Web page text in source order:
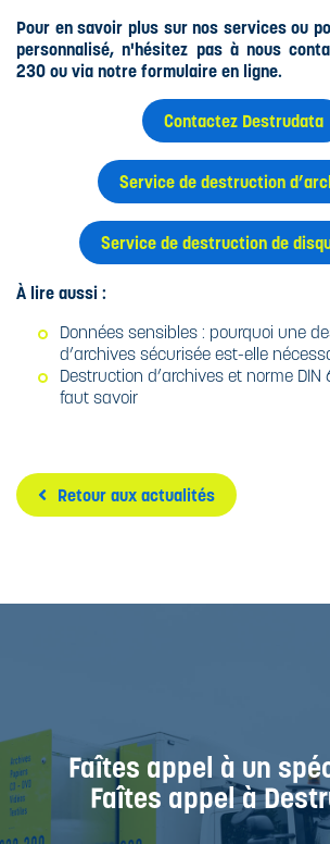
Pour en savoir plus sur nos services ou
personnalisé, n'hésitez pas à nous
230 ou via notre formulaire en ligne.
Contactez Destrudata
Service de destruction
Service de destruction de
À lire aussi :
Données sensibles : pourquoi une
d’archives sécurisée est-elle
Destruction d’archives et norme
faut savoir
Retour aux actualités
Faîtes appel à un
Faîtes appel à